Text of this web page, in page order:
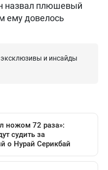
назвал плюшевый
ему довелось
и инсайды